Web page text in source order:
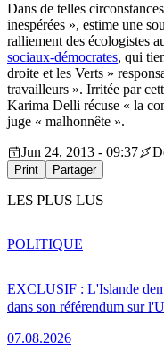
Dans de telles
inespérées », estime une
ralliement des écologistes
sociaux-démocrates, qui
droite et les Verts »
travailleurs ». Irritée par
Karima Delli récuse « la
juge « malhonnête ».
Jun 24, 2013 - 09:37
Print Partager
LES PLUS LUS
EXCLUSIF : L'Islande
dans son référendum sur
07.08.2026
POLITIQUE